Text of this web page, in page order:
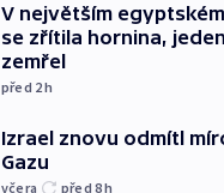
V největším
se zřítila hornina,
zemřel
před 2h
Izrael znovu odmítl
Gazu
včera před 8h